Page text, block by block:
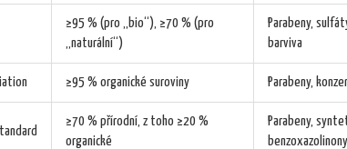
≥95 % (pro „bio“), ≥70 % (pro
„naturální“)
Parabeny,
barviva
≥95 % organické suroviny Parabeny,
≥70 % přírodní, z toho ≥20 %
organické
Parabeny,
benzoxazolinony